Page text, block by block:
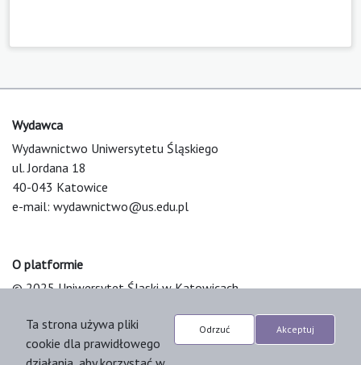
Wydawca
Wydawnictwo Uniwersytetu Śląskiego
ul. Jordana 18
40-043 Katowice
e-mail: wydawnictwo@us.edu.pl
O platformie
© 2025 Uniwersytet Śląski w Katowicach
Platform & Workflow by OJS/PKP
Ta strona używa pliki
cookie dla prawidłowego
Odrzuć Akceptuj